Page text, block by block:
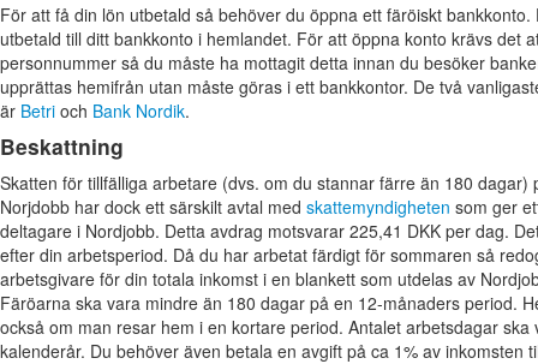
För att få din lön utbetald så behöver du öppna ett färöiskt
utbetald till ditt bankkonto i hemlandet. För att öppna konto krävs det
personnummer så du måste ha mottagit detta innan du besöker
upprättas hemifrån utan måste göras i ett bankkontor. De två
är Betri och Bank Nordik.
Beskattning
Skatten för tillfälliga arbetare (dvs. om du stannar färre än 180 dagar)
Norjdobb har dock ett särskilt avtal med skattemyndigheten som ger
deltagare i Nordjobb. Detta avdrag motsvarar 225,41 DKK per dag.
efter din arbetsperiod. Då du har arbetat färdigt för sommaren så
arbetsgivare för din totala inkomst i en blankett som utdelas av
Färöarna ska vara mindre än 180 dagar på en 12-månaders period.
också om man resar hem i en kortare period. Antalet arbetsdagar ska
kalenderår. Du behöver även betala en avgift på ca 1% av inkomsten